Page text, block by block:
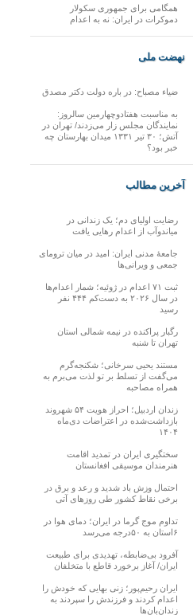
همگامی برای جمهوری سکولار
دموکرات در ایران: نه به اعدام
نهضت ملی
ضیاء مصباح: در باره دولت دکتر مصدق
به مناسبت هفتادوچهارمین سالروز:
نمایندگان مجلس زار می‌زدند/ تهران در
آتش؛ ۳۰ تیر ۱۳۳۱ میدان بهارستان چه
خبر بود؟
آخرین مطالب
رضایت اولیای دم؛ یک زندانی در
میاندوآب از اعدام رهایی یافت
جامعهٔ مدنی ایران: امید در میان ترومای
جمعی و ویرانی‌ها
ثبت ۷۱ اعدام در ژوئیه؛ شمار اعدام‌ها
در سال ۲۰۲۶ به دست‌کم ۴۴۴ نفر
رسید
رگبار پراکنده در نیمه شمالی استان
تهران تا شنبه
مستند یحیی سرخانی؛ شکنجه‌گرم
می‌گفت از تسلط بر تو لذت می‌برم به
همراه مصاحبه
زندان اردبیل؛ احراز هویت ۵۴ شهروند
بازداشت‌شده در اعتراضات دی‌ماه
۱۴۰۴
سختگیری ایران در تمدید اقامت
هنرمندان موسیقی افغانستان
احتمال وزش باد شدید و رعد و برق در
برخی نقاط کشور طی روزهای آتی
تداوم موج گرما در ایران؛ دمای هوا در
۶استان به ۵۰درجه می‌رسد
آفرود بی‌ضابطه، تهدیدی برای طبیعت
ایران/ آغاز برخورد قاطع با متخلفان
ایران رحیم‌پور؛ زنی بهایی که خودش را
اعدام کردند و فرزندش را سپردند به
زندان‌بان‌ها